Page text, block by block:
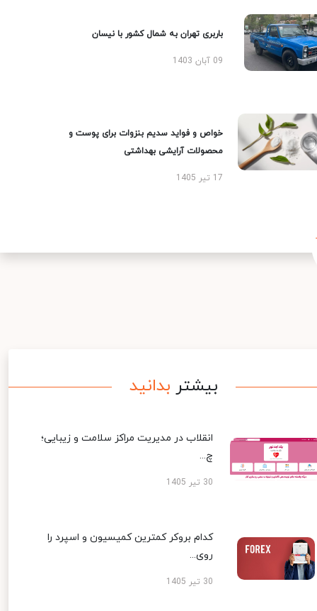
باربری تهران به شمال کشور با نیسان
09 آبان 1403
خواص و فواید سدیم بنزوات برای پوست و
محصولات آرایشی بهداشتی
17 تیر 1405
بیشتر بدانید
انقلاب در مدیریت مراکز سلامت و زیبایی؛
چ...
30 تیر 1405
کدام بروکر کمترین کمیسیون و اسپرد را
روی...
30 تیر 1405